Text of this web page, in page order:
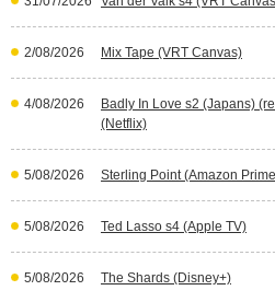
2/08/2026 Mix Tape (VRT Canvas)
4/08/2026
Badly In Love s2 (Japans)
(Netflix)
5/08/2026 Sterling Point (Amazon
5/08/2026 Ted Lasso s4 (Apple TV)
5/08/2026 The Shards (Disney+)